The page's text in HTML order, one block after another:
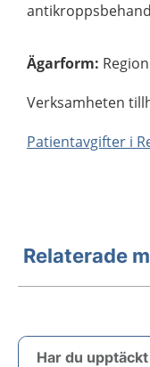
Ägarform: Region
Verksamheten
Patientavgifter i
Relaterade
Har du